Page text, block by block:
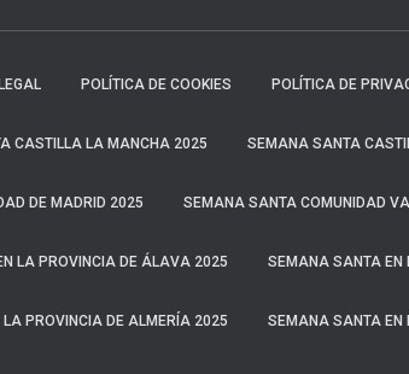
POLÍTICA DE COOKIES POLÍTICA DE
CASTILLA LA MANCHA 2025 SEMANA SANTA
DE MADRID 2025 SEMANA SANTA COMUNIDAD
LA PROVINCIA DE ÁLAVA 2025 SEMANA SANTA EN
PROVINCIA DE ALMERÍA 2025 SEMANA SANTA EN